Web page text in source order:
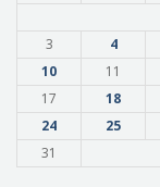
3
4
10
11
17
18
24
25
31